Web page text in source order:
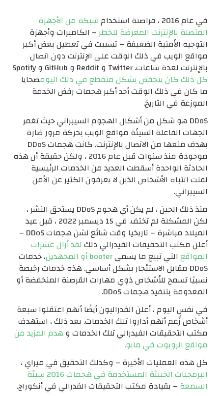
في عام 2016 ، قراصنة استخدامشبكة من الأجهزة
المتصلة بالإنترنت المعرضة للخطر– الكاميرات وأجهزة
التوجيه الأمنية الضعيفة – تسببت في تعطيل بعض أكبر
مواقع الويب في ذلك الوقت على الإنترنت دون اتصال
بالإنترنت لعدة ساعات. Twitter و Reddit و GitHub و Spotify
كل ذلك كان ينخفض ​​بشكل متقطع في ذلك اليومضحايا
ما كان في ذلك الوقت أحد أكبر هجمات رفض الخدمة
الموزعة في التاريخ.
DDoS هو شكل من أشكال الهجوم السيبراني حيث تغمر
الجهات الفاعلة السيئة مواقع الويب بحركة مرور ضارة
بهدف منعها من الاتصال بالإنترنت. كانت هجمات DDoS
موجودة منذ سنوات قبل عام 2016 ، ولكن حقيقة أن هذه
الحادثة الواحدة أسقطت العديد من الخدمات الرئيسية
لفتت انتباه الأشخاص الذين لا يعرفون الكثير عن الأمن
السيبراني.
منذ ذلك الحين ، لم يكن أي هجوم DDoS يستحق النشر ،
لكن المشكلة لم تختف. في 15 ديسمبر 2022 ، قبل عيد
الميلاد مباشرة – تاريخيا وقت شائع لشن هجمات DDoS –
أعلن مكتب التحقيقات الفيدرالي ذلك لقد أزال عشرات
المواقعالتي تبيع ما يسمىbooter أو المجهدين
، خدمات
DDoS مقابل الاستئجار بشكل أساسي. هذه خدمات رخيصة
نسبيًا تسمح للأشخاص ذوي مهارات القرصنة المنخفضة أو
المعدومة بتنفيذ هجمات DDoS.
في نفس اليوم ، أعلن الفدراليون أيضًا أنهم اعتقلوا سبعة
أشخاص زُعم أنهم أداروا تلك الخدمات. بعد ذلك ، استهدف
مكتب التحقيقات الفيدرالي تلك الخدمات وهدم المزيد من
مواقع الروبوت في مايو.
كل هذه العمليات الأخيرة – وكذلك التحقيق في ميراي ،
البرمجيات الخبيثة المستخدمة في هجمات 2016 سيئة
السمعة – بقيادة مكتب التحقيقات الفدرالي في أنكوراج.